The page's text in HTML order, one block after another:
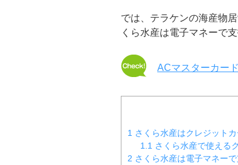
では、テラケンの海産物
くら水産は電子マネーで
ACマスターカー
1 さくら水産はクレジット
1.1 さくら水産で使える
2 さくら水産は電子マネー